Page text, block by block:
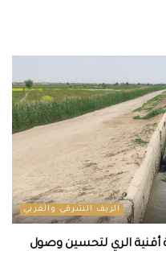
الريف الشرقي والغربي
أقنية الري لتحسين وصول